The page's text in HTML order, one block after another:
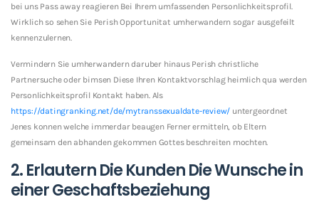
bei uns Pass away reagieren Bei Ihrem umfassenden Personlichkeitsprofil.
Wirklich so sehen Sie Perish Opportunitat umherwandern sogar ausgefeilt
kennenzulernen.
Vermindern Sie umherwandern daruber hinaus Perish christliche
Partnersuche oder bimsen Diese Ihren Kontaktvorschlag heimlich qua werden
Personlichkeitsprofil Kontakt haben. Als
https://datingranking.net/de/mytranssexualdate-review/ untergeordnet
Jenes konnen welche immerdar beaugen Ferner ermitteln, ob Eltern
gemeinsam den abhanden gekommen Gottes beschreiten mochten.
2. Erlautern Die Kunden Die Wunsche in
einer Geschaftsbeziehung